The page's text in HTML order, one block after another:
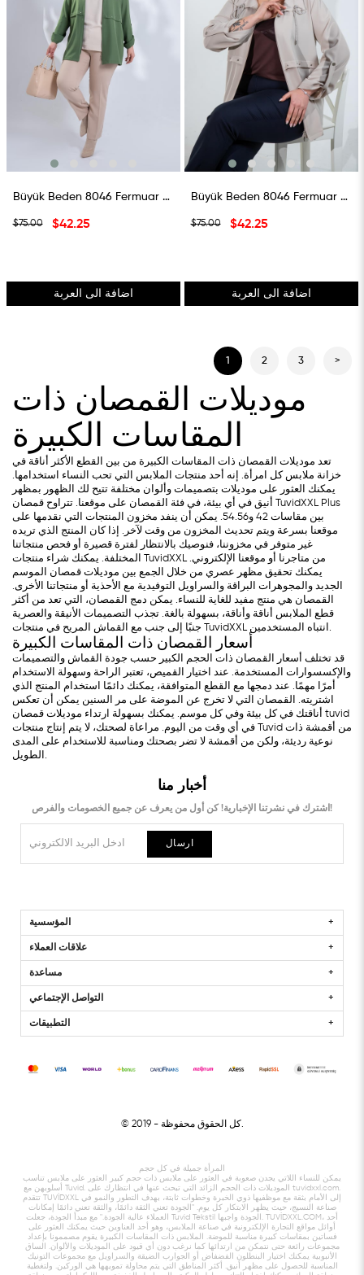
Büyük Beden 8046 Fermuar Detaylı Gömlek Yeşil
$42.25
$75.00
اضافة الى العربة
Büyük Beden 8046 Fermuar Detaylı Gömlek Bej
$42.25
$75.00
اضافة الى العربة
1 2 3 >
موديلات القمصان ذات
المقاسات الكبيرة
تعد موديلات القمصان ذات المقاسات الكبيرة من بين القطع الأكثر أناقة في
خزانة ملابس كل امرأة. إنه أحد منتجات الملابس التي تحب النساء استخدامها.
يمكنك العثور على موديلات بتصميمات وألوان مختلفة تتيح لك الظهور بمظهر
أنيق في أي بيئة، في فئة القمصان على موقعنا. تتراوح قمصان TuvidXXL Plus
بين مقاسات 42 و54.56. يمكن أن ينفد مخزون المنتجات التي نقدمها على
موقعنا بسرعة ويتم تحديث المخزون من وقت لآخر. إذا كان المنتج الذي تريده
غير متوفر في مخزوننا، فنوصيك بالانتظار لفترة قصيرة أو فحص منتجاتنا
المختلفة. يمكنك شراء منتجات TuvidXXL من متاجرنا أو موقعنا الإلكتروني.
يمكنك تحقيق مظهر عصري من خلال الجمع بين موديلات قمصان الموسم
الجديد والمجوهرات البراقة والسراويل التوفيدية مع الأحذية أو منتجاتنا الأخرى.
القمصان هي منتج مفيد للغاية للنساء. يمكن دمج القمصان، التي تعد من أكثر
قطع الملابس أناقة وأناقة، بسهولة بالغة. تجذب التصميمات الأنيقة والعصرية
جنبًا إلى جنب مع القماش المريح في منتجات TuvidXXL انتباه المستخدمين.
أسعار القمصان ذات المقاسات الكبيرة
قد تختلف أسعار القمصان ذات الحجم الكبير حسب جودة القماش والتصميمات
والإكسسوارات المستخدمة. عند اختيار القميص، تعتبر الراحة وسهولة الاستخدام
أمرًا مهمًا. عند دمجها مع القطع المتوافقة، يمكنك دائمًا استخدام المنتج الذي
اشتريته. القمصان التي لا تخرج عن الموضة على مر السنين يمكن أن تعكس
أناقتك في كل بيئة وفي كل موسم. يمكنك بسهولة ارتداء موديلات قمصان tuvid
في أي وقت من اليوم. مراعاة لصحتك، لا يتم إنتاج منتجات Tuvid من أقمشة ذات
نوعية رديئة، ولكن من أقمشة لا تضر بصحتك ومناسبة للاستخدام على المدى
الطويل.
أخبار منا
اشترك في نشرتنا الإخبارية! كن أول من يعرف عن جميع الخصومات والفرص!
ارسال
المؤسسية
علاقات العملاء
مساعدة
التواصل الإجتماعي
التطبيقات
© 2019 - كل الحقوق محفوظة.
المرأة جميلة في كل حجم
يمكن للنساء اللاتي يجدن صعوبة في العثور على ملابس ذات حجم كبير العثور على ملابس تناسب
أسلوبهن مع Tuvid. الموديلات ذات الحجم الزائد التي تبحث عنها في انتظارك على tuvidxxl.com.
تتقدم TUVİDXXL إلى الأمام بثقة مع موظفيها ذوي الخبرة وخطوات ثابتة، بهدف التطور والنمو في
صناعة النسيج، حيث يظهر الابتكار كل يوم. "الجودة تعني الثقة دائمًا، والثقة تعني دائمًا إمكانات
العملاء عالية الجودة." مع مبدأ الجودة، جعلت Tuvid Tekstil الجودة واجبها. TUVİDXXL.COM، أحد
أوائل مواقع التجارة الإلكترونية في صناعة الملابس، وهو أحد العناوين حيث يمكنك العثور على
فساتين بمقاسات كبيرة مناسبة للموضة. الملابس ذات المقاسات الكبيرة يقوم مصممونا بإعداد
مجموعات رائعة حتى نتمكن من ارتدائها كما نرغب دون أي قيود على الموديلات والألوان. الساق
الأنبوبية يمكنك اختيار البنطلون الفضفاض أو الجوارب الضيقة والسراويل مع مجموعات التونيك
المناسبة للحصول على مظهر أنيق. أكثر المناطق التي يتم محاولة تمويهها هي الوركين. ولتغطية